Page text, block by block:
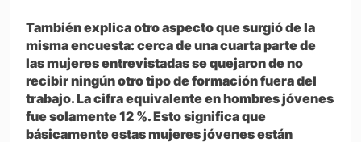
También explica otro aspecto que surgió de la
misma encuesta: cerca de una cuarta parte de
las mujeres entrevistadas se quejaron de no
recibir ningún otro tipo de formación fuera del
trabajo. La cifra equivalente en hombres jóvenes
fue solamente 12 %. Esto significa que
básicamente estas mujeres jóvenes están